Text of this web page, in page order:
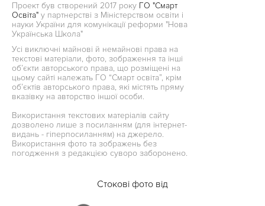
Проект був створений 2017 року ГО "Смарт
Освіта" у партнерстві з Міністерством освіти і
науки України для комунікації реформи "Нова
Українська Школа"
Усі виключні майнові й немайнові права на
текстові матеріали, фото, зображення та інші
об’єкти авторського права, що розміщені на
цьому сайті належать ГО “Смарт освіта”, крім
об’єктів авторського права, які містять пряму
вказівку на авторство іншої особи.
Використання текстових матеріалів сайту
дозволено лише з посиланням (для інтернет-
видань - гіперпосиланням) на джерело.
Використання фото та зображень без
погодження з редакцією суворо заборонено.
Стокові фото від